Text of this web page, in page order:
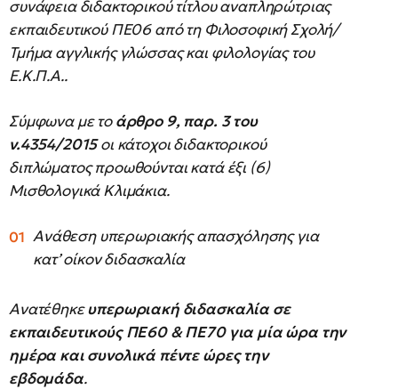
συνάφεια διδακτορικού τίτλου αναπληρώτριας
εκπαιδευτικού ΠΕ06 από τη Φιλοσοφική Σχολή/
Τμήμα αγγλικής γλώσσας και φιλολογίας του
Ε.Κ.Π.Α..
Σύμφωνα με τοάρθρο 9, παρ. 3 του
ν.4354/2015οι κάτοχοι διδακτορικού
διπλώματος προωθούνται κατά έξι (6)
Μισθολογικά Κλιμάκια.
Ανάθεση υπερωριακής απασχόλησης για
κατ’ οίκον διδασκαλία
Ανατέθηκευπερωριακή διδασκαλία σε
εκπαιδευτικούς ΠΕ60 & ΠΕ70 για μία ώρα την
ημέρα και συνολικά πέντε ώρες την
εβδομάδα.